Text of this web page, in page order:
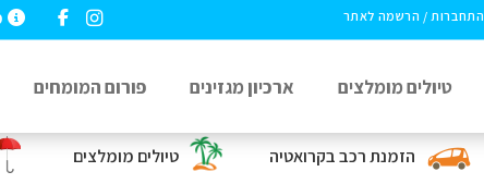
הזמנת רכבבקרואטיה טיולים מומלצים
התחברות / הרשמה לאתר
טיולים מומלצים ארכיון מגזינים פורום המומחים